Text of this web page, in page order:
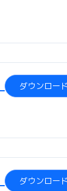
ダウンロー
ダウンロー